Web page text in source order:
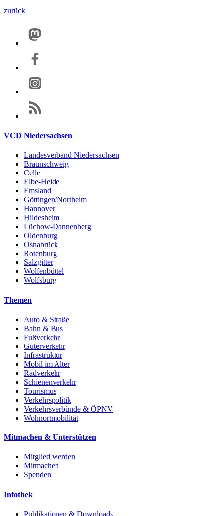
zurück
VCD Niedersachsen
Landesverband Niedersachsen
Braunschweig
Celle
Elbe-Heide
Emsland
Göttingen/Northeim
Hannover
Hildesheim
Lüchow-Dannenberg
Oldenburg
Osnabrück
Rotenburg
Salzgitter
Wolfenbüttel
Wolfsburg
Themen
Auto & Straße
Bahn & Bus
Fußverkehr
Güterverkehr
Infrastruktur
Mobil im Alter
Radverkehr
Schienenverkehr
Tourismus
Verkehrspolitik
Verkehrsverbünde & ÖPNV
Wohnortmobilität
Mitmachen & Unterstützen
Mitglied werden
Mitmachen
Spenden
Infothek
Publikationen & Downloads